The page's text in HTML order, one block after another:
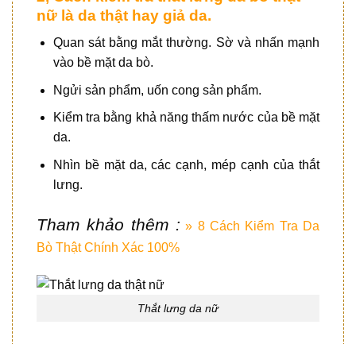
nữ là da thật hay giả da.
Quan sát bằng mắt thường. Sờ và nhấn mạnh
vào bề mặt da bò.
Ngửi sản phẩm, uốn cong sản phẩm.
Kiểm tra bằng khả năng thấm nước của bề mặt
da.
Nhìn bề mặt da, các cạnh, mép cạnh của thắt
lưng.
Tham khảo thêm : » 8 Cách Kiểm Tra Da
Bò Thật Chính Xác 100%
Thắt lưng da nữ